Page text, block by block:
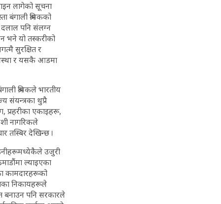
लागेको सूचना
बंगाली श्रमिकको
दलाल पनि संलग्न
भने यो तस्करीको
सुरक्षित र
र यसकै आडमा
श्रमिकले भारतीय
संयन्त्रका थुप्रै
प्रहरीका एकाइहरू,
नागरिकले
तस्बिर देखिन्छ ।
उनीहरूमध्येकैले उजुरी
ल्याइएका
कामदारहरूको
निकायहरूले
बनाउन पनि सरकारले